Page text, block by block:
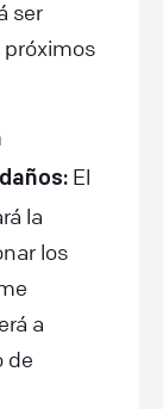
ser
El
la
los
a
de